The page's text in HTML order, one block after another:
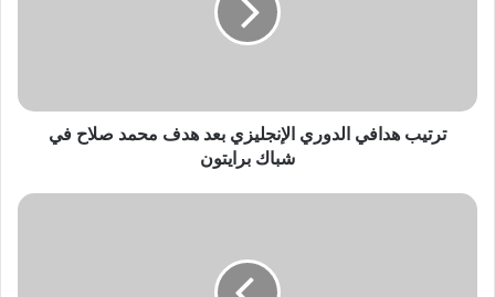
في
شباكترتيب هدافي الدوري الإنجليزي بعد هدف محمد صلاح في
شباك برايتون
بث